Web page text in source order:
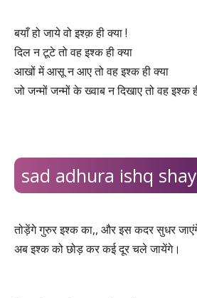
बयाँ हो जाये वो इश्क़ ही क्या !
दिल न टूटे तो वह इश्क ही क्या
आखों में आसू न आए तो वह इश्क ही क्या
जो जन्मों जन्मों के ख्वाब न दिखाए तो वह इश्क
sad adhura ishq
तोड़ेंगे गुरुर इश्क का,, और इस कदर सुधर
अब इश्क को छोड़ कर कई दूर चले जायेंगे।